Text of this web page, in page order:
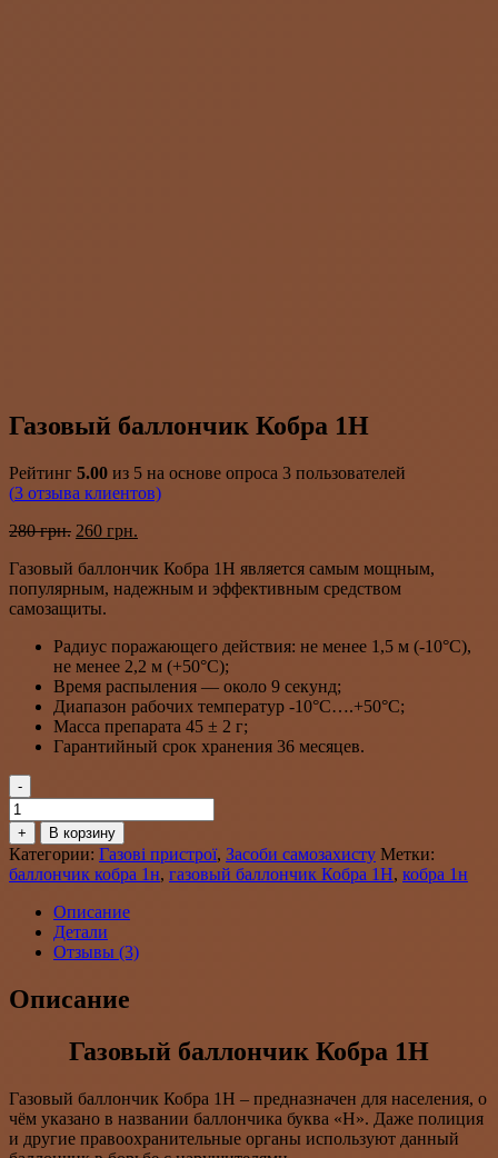
Газовый баллончик Кобра 1Н
Рейтинг 5.00 из 5 на основе опроса 3 пользователей
(3 отзыва клиентов)
280грн. Первоначальная
составляла
280 грн..
260 грн.
260 грн..
Газовый баллончик Кобра 1Н является самым мощным,
популярным, надежным и эффективным средством
самозащиты.
Радиус поражающего действия: не менее 1,5 м (-10°С),
не менее 2,2 м (+50°С);
Время распыления — около 9 секунд;
Диапазон рабочих температур -10°С….+50°С;
Масса препарата 45 ± 2 г;
Гарантийный срок хранения 36 месяцев.
-
Количество
товара
Газовый
баллончик
Кобра
+ В корзину
Категории: Газові пристрої, Засоби самозахисту Метки:
баллончик кобра 1н, газовый баллончик Кобра 1Н, кобра 1н
Описание
Детали
Отзывы (3)
Описание
Газовый баллончик Кобра 1Н
Газовый баллончик Кобра 1Н – предназначен для населения, о
чём указано в названии баллончика буква «Н». Даже полиция
и другие правоохранительные органы используют данный